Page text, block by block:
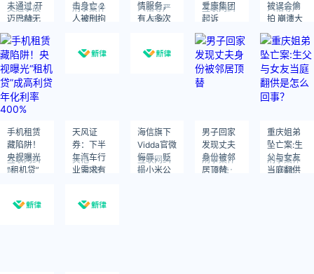
未通过 开
迈巴赫无
证上路被
拘留罚款
交通事故
阅读：
击身亡 2
人被刑拘
刑事案件
阅读：
情服务，
有人多次
画面曝光
人格尊严
阅读：
爱康集团
起诉
互联网纠
纷
748
被误会偷
拍 崩溃大
喊“我只是
立着摄像
头”两女生
疯狂道歉
人格尊严
阅读：
手机租赁
藏陷阱！
央视曝光
“租机贷”
400%
互联网纠
纷
天风证
券：下半
年汽车行
业需求有
将逐步乐
其他
阅读：
海信旗下
Vidda官微
侮辱、贬
损小米公
互联网纠
纷
男子回家
发现丈夫
身份被邻
居顶替
刑事案件
阅读：
重庆姐弟
坠亡案:生
父与女友
当庭翻供
刑事案件
阅读：